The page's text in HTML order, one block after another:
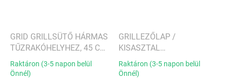
GRID GRILLSÜTŐ HÁRMAS
TŰZRAKÓHELYHEZ, 45 CM
- HÖFATS
Raktáron (3-5 napon belül
Önnél)
GRILLEZŐLAP /
KISASZTAL
TŰZRAKÓHELYHEZ TRIPLE
- HÖFATS
Raktáron (3-5 napon belül
Önnél)